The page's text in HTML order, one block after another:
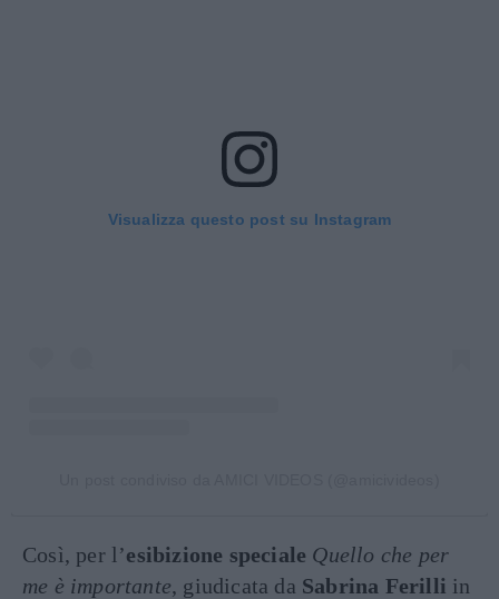
Visualizza questo post su Instagram
Così, per l’esibizione speciale Quello che per
me è importante, giudicata da Sabrina Ferilli in